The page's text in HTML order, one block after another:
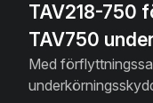
TAV218-750
TAV750
Med